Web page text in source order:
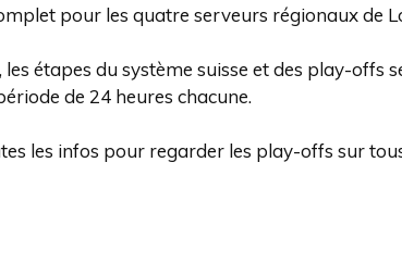
pour les quatre serveurs régionaux de
étapes du système suisse et des play-offs
de 24 heures chacune.
les infos pour regarder les play-offs sur